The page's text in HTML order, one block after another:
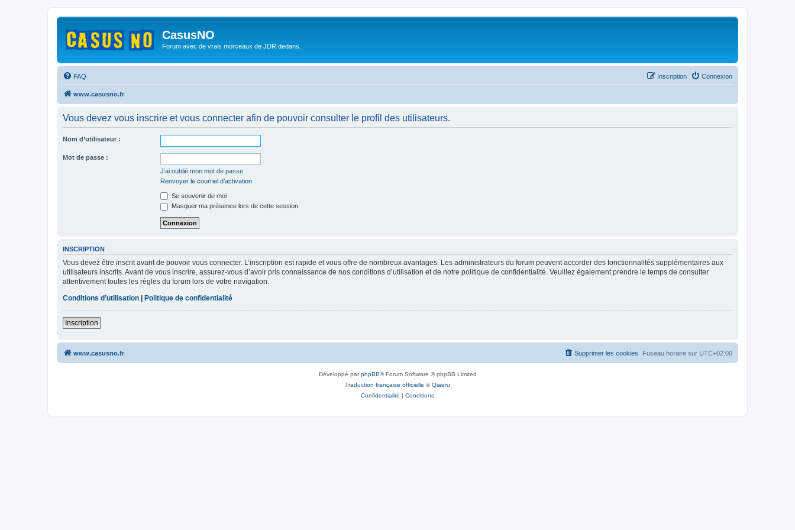
CasusNO
Forum avec de vrais morceaux de JDR dedans.
FAQ Connexion
Inscription
www.casusno.fr
Vous devez vous inscrire et vous connecter afin de pouvoir consulter le profil des utilisateurs.
Nom d’utilisateur :
Mot de passe :
J’ai oublié mon mot de passe
Renvoyer le courriel d’activation
Se souvenir de moi
Masquer ma présence lors de cette session
INSCRIPTION
Vous devez être inscrit avant de pouvoir vous connecter. L’inscription est rapide et vous offre de nombreux avantages. Les administrateurs du forum peuvent accorder des fonctionnalités supplémentaires aux
utilisateurs inscrits. Avant de vous inscrire, assurez-vous d’avoir pris connaissance de nos conditions d’utilisation et de notre politique de confidentialité. Veuillez également prendre le temps de consulter
attentivement toutes les règles du forum lors de votre navigation.
Conditions d’utilisation
Politique de confidentialité
Inscription
www.casusno.fr Fuseau horaire sur UTC+02:00
Supprimer les cookies
Développé parphpBB® Forum Software © phpBB Limited
Traduction française officielle ©Qiaeru
Confidentialité | Conditions